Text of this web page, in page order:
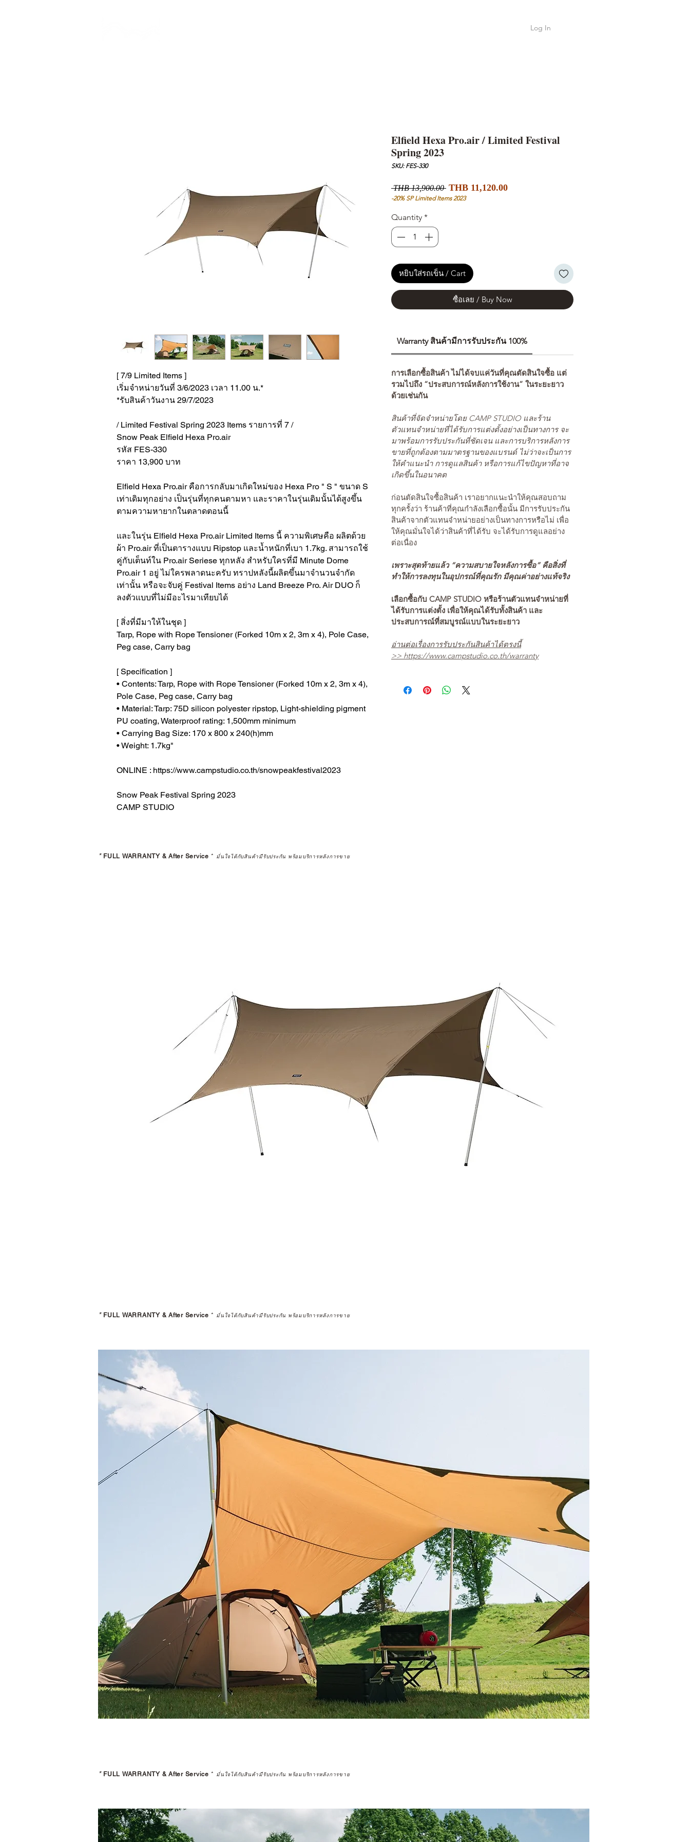
Log In
[ 7/9 Limited Items ]
เริ่มจำหน่ายวันที่ 3/6/2023 เวลา 11.00 น.*
*รับสินค้าวันงาน 29/7/2023
/ Limited Festival Spring 2023 Items รายการที่ 7 /
Snow Peak Elfield Hexa Pro.air
รหัส FES-330
ราคา 13,900 บาท
Elfield Hexa Pro.air คือการกลับมาเกิดใหม่ของ Hexa Pro " S " ขนาด S
เท่าเดิมทุกอย่าง เป็นรุ่นที่ทุกคนตามหา และราคาในรุ่นเดิมนั้นได้สูงขึ้น
ตามความหายากในตลาดตอนนี้
และในรุ่น Elfield Hexa Pro.air Limited Items นี้ ความพิเศษคือ ผลิตด้วย
ผ้า Pro.air ที่เป็นตารางแบบ Ripstop และน้ำหนักที่เบา 1.7kg. สามารถใช้
คู่กับเต็นท์ใน Pro.air Seriese ทุกหลัง สำหรับใครที่มี Minute Dome
Pro.air 1 อยู่ ไม่ใครพลาดนะครับ ทราปหลังนี้ผลิตขึ้นมาจำนวนจำกัด
เท่านั้น หรือจะจับคู่ Festival Items อย่าง Land Breeze Pro. Air DUO ก็
ลงตัวแบบที่ไม่มีอะไรมาเทียบได้
[ สิ่งที่มีมาให้ในชุด ]
Tarp, Rope with Rope Tensioner (Forked 10m x 2, 3m x 4), Pole Case,
Peg case, Carry bag
[ Specification ]
• Contents: Tarp, Rope with Rope Tensioner (Forked 10m x 2, 3m x 4),
Pole Case, Peg case, Carry bag
• Material: Tarp: 75D silicon polyester ripstop, Light-shielding pigment
PU coating, Waterproof rating: 1,500mm minimum
• Carrying Bag Size: 170 x 800 x 240(h)mm
• Weight: 1.7kg"
ONLINE : https://www.campstudio.co.th/snowpeakfestival2023
Snow Peak Festival Spring 2023
CAMP STUDIO
Elfield Hexa Pro.air / Limited Festival
Spring 2023
SKU: FES-330
THB 13,900.00 Regular
Price
THB 11,120.00Sale
-20% SP Limited Items 2023
Quantity *
หยิบใส่รถเข็น / Cart
ซื้อเลย / Buy Now
Warranty สินค้ามีการรับประกัน 100%
การเลือกซื้อสินค้า ไม่ได้จบแค่วันที่คุณตัดสินใจซื้อ แต่
รวมไปถึง “ประสบการณ์หลังการใช้งาน” ในระยะยาว
ด้วยเช่นกัน
สินค้าที่จัดจำหน่ายโดย CAMP STUDIO และร้าน
ตัวแทนจำหน่ายที่ได้รับการแต่งตั้งอย่างเป็นทางการ จะ
มาพร้อมการรับประกันที่ชัดเจน และการบริการหลังการ
ขายที่ถูกต้องตามมาตรฐานของแบรนด์ ไม่ว่าจะเป็นการ
ให้คำแนะนำ การดูแลสินค้า หรือการแก้ไขปัญหาที่อาจ
เกิดขึ้นในอนาคต
ก่อนตัดสินใจซื้อสินค้า เราอยากแนะนำให้คุณสอบถาม
ทุกครั้งว่า ร้านค้าที่คุณกำลังเลือกซื้อนั้น มีการรับประกัน
สินค้าจากตัวแทนจำหน่ายอย่างเป็นทางการหรือไม่ เพื่อ
ให้คุณมั่นใจได้ว่าสินค้าที่ได้รับ จะได้รับการดูแลอย่าง
ต่อเนื่อง
เพราะสุดท้ายแล้ว “ความสบายใจหลังการซื้อ” คือสิ่งที่
ทำให้การลงทุนในอุปกรณ์ที่คุณรัก มีคุณค่าอย่างแท้จริง
เลือกซื้อกับ CAMP STUDIO หรือร้านตัวแทนจำหน่ายที่
ได้รับการแต่งตั้ง เพื่อให้คุณได้รับทั้งสินค้า และ
ประสบการณ์ที่สมบูรณ์แบบในระยะยาว
อ่านต่อเรื่องการรับประกันสินค้าได้ตรงนี้
>> https://www.campstudio.co.th/warranty
* FULL WARRANTY & After Service * มั่นใจได้กับสินค้ามีรับประกัน พร้อมบริการหลังการขาย
* FULL WARRANTY & After Service * มั่นใจได้กับสินค้ามีรับประกัน พร้อมบริการหลังการขาย
* FULL WARRANTY & After Service * มั่นใจได้กับสินค้ามีรับประกัน พร้อมบริการหลังการขาย